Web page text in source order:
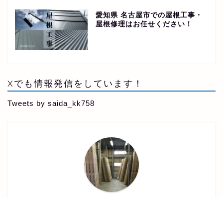
愛知県 名古屋市での屋根工事・
屋根修理はお任せください！
Xでも情報発信をしています！
Tweets by saida_kk758